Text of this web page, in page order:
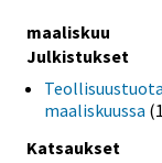
maaliskuu
Julkistukset
maaliskuussa
Katsaukset